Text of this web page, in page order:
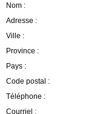
Nom :
Adresse :
Ville :
Province :
Pays :
Code postal :
Téléphone :
Courriel :